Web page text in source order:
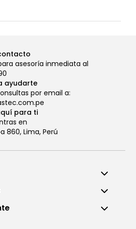
asesoría inmediata al
ayudarte
por email a:
para ti
en
860, Lima, Perú